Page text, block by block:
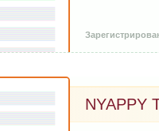
NYAPPY